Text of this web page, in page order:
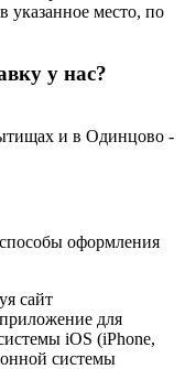
указанное место, по
у нас?
и в Одинцово -
оформления
сайт
для
iOS (iPhone,
системы